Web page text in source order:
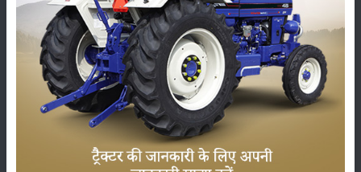
फसल भंडारण
कीटनाशक पशुपालन